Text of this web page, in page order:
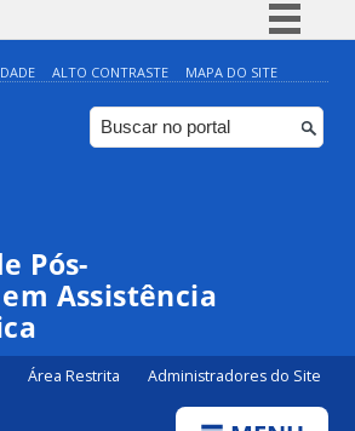
Simplifique!
Comunica BR
Participe
ALTO CONTRASTE MAPA DO SITE
Pós-
Assistência
Área Restrita Administradores do Site